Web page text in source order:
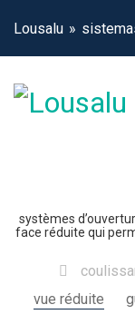
Lousalu
systèmes
face réduite qui
vue réduite